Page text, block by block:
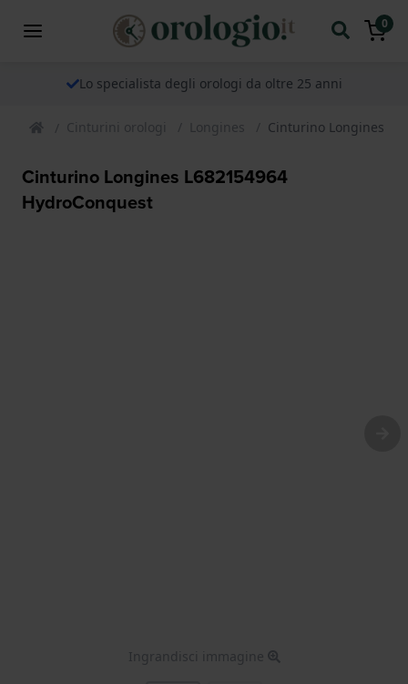
0
Lo specialista degli orologi da oltre 25 anni
Cinturini orologi Longines Cinturino Longines
Cinturino Longines L682154964
HydroConquest
Ingrandisci immagine